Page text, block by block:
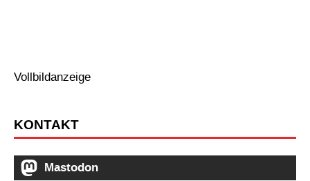
Vollbildanzeige
KONTAKT
Mastodon